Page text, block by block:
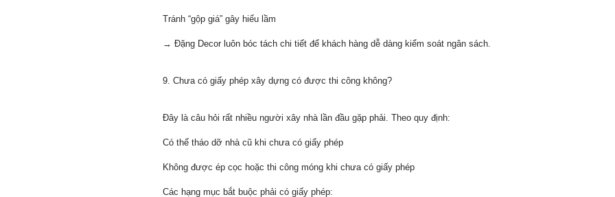
Tránh “gộp giá” gây hiểu lầm
→ Đặng Decor luôn bóc tách chi tiết để khách hàng dễ dàng kiểm soát ngân sách.
9. Chưa có giấy phép xây dựng có được thi công không?
Đây là câu hỏi rất nhiều người xây nhà lần đầu gặp phải. Theo quy định:
Có thể tháo dỡ nhà cũ khi chưa có giấy phép
Không được ép cọc hoặc thi công móng khi chưa có giấy phép
Các hạng mục bắt buộc phải có giấy phép: